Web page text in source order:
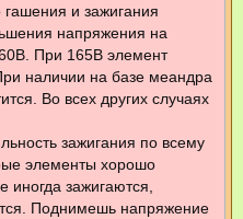
гашения и зажигания
напряжения на
При 165В элемент
наличии на базе меандра
Во всех других случаях
зажигания по всему
элементы хорошо
иногда зажигаются,
Поднимешь напряжение